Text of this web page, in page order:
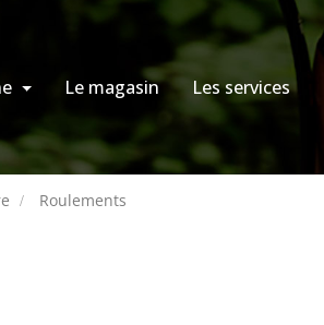
Le magasin Les services
Roulements